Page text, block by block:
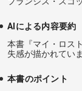
AIによる内容要約
本書『マイ・ロス
失感が描かれてい
本書のポイント